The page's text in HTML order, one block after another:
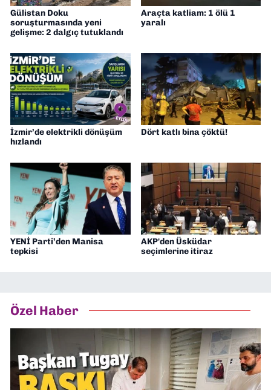
Gülistan Doku
soruşturmasında yeni
gelişme: 2 dalgıç tutuklandı
Araçta katliam: 1 ölü 1
yaralı
İzmir’de elektrikli dönüşüm
hızlandı
Dört katlı bina çöktü!
YENİ Parti’den Manisa
tepkisi
AKP'den Üsküdar
seçimlerine itiraz
Özel Haber